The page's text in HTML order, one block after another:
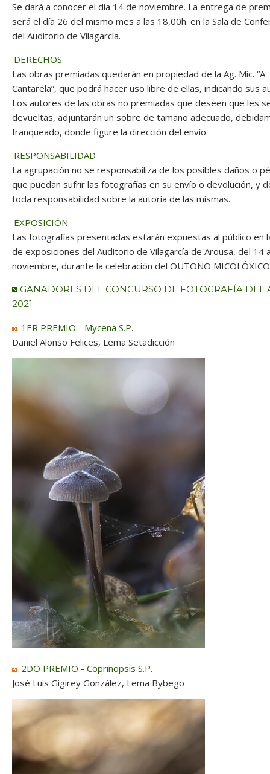
Se dará a conocer el día 14 de noviembre. La entrega de
será el día 26 del mismo mes a las 18,00h. en la Sala de
del Auditorio de Vilagarcía.
DERECHOS
Las obras premiadas quedarán en propiedad de la Ag. Mic. “A
Cantarela”, que podrá hacer uso libre de ellas, indicando sus
Los autores de las obras no premiadas que deseen que les
devueltas, adjuntarán un sobre de tamaño adecuado,
franqueado, donde figure la dirección del envío.
RESPONSABILIDAD
La agrupación no se responsabiliza de los posibles daños o
que puedan sufrir las fotografías en su envío o devolución, y
toda responsabilidad sobre la autoría de las mismas.
EXPOSICIÓN
Las fotografías presentadas estarán expuestas al público en
de exposiciones del Auditorio de Vilagarcía de Arousa, del 14
noviembre, durante la celebración del OUTONO
GANADORES DEL CONCURSO DE FOTOGRAFÍA DEL
2021
1ER PREMIO - Mycena S.P.
Daniel Alonso Felices, Lema Setadicción
2DO PREMIO - Coprinopsis S.P.
José Luis Gigirey González, Lema Bybego